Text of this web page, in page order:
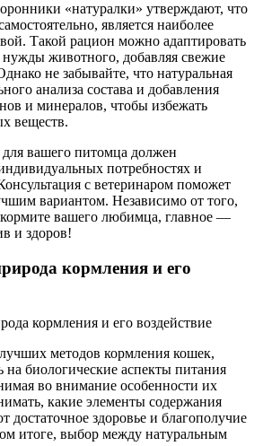
«натуралки» утверждают, что
является наиболее
Такой рацион можно адаптировать
животного, добавляя свежие
не забывайте, что натуральная
анализа состава и добавления
и минералов, чтобы избежать
веществ.
вашего питомца должен
потребностях и
с ветеринаром поможет
вариантом. Независимо от того,
вашего любимца, главное —
и здоров!
кормления и его
методов кормления кошек,
на биологические аспекты питания
во внимание особенности их
какие элементы содержания
достаточное здоровье и благополучие
итоге, выбор между натуральным